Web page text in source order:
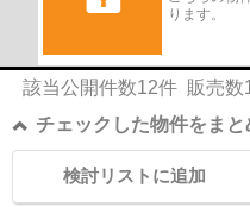
ります。
該当公開件数12件 販売数
チェックした物件をまと
検討リストに追加